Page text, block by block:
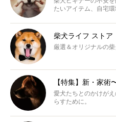
たいアイテム、自宅
柴犬ライフ ストア
厳選＆オリジナルの
【特集】新・家
愛犬たちとのかけが
らすために。